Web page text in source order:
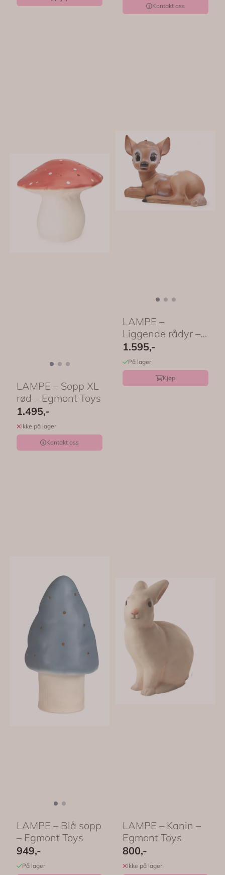
Kontakt oss
LAMPE – Sopp XL
rød – Egmont Toys
1.495,-
Ikke på lager
Kontakt oss
LAMPE –
Liggende rådyr –
Egmont Toys
1.595,-
På lager
Kjøp
LAMPE – Blå sopp
– Egmont Toys
949,-
På lager
LAMPE – Kanin –
Egmont Toys
800,-
Ikke på lager